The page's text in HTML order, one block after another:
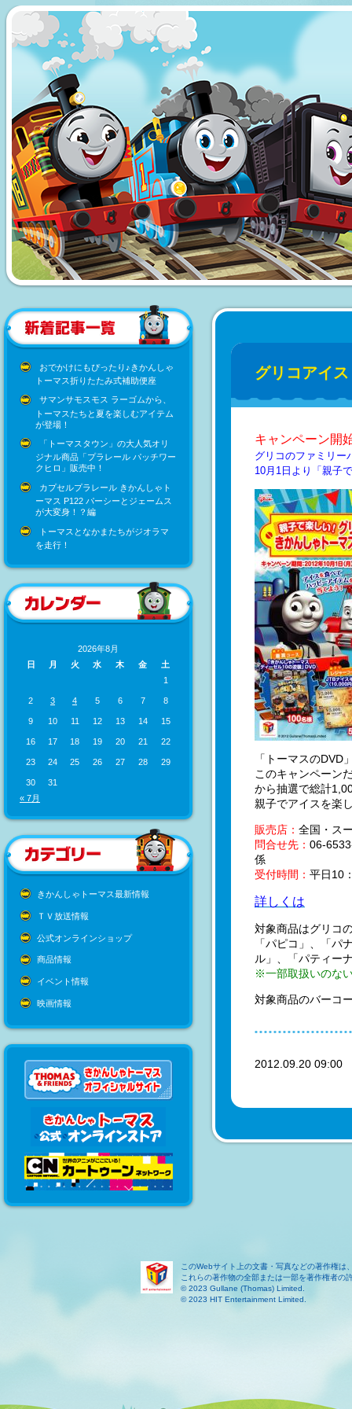
おでかけにもぴったり♪きかんしゃ
トーマス折りたたみ式補助便座
サマンサモスモス ラーゴムから、
トーマスたちと夏を楽しむアイテム
が登場！
「トーマスタウン」の大人気オリ
ジナル商品「プラレール パッチワー
クヒロ」販売中！
カプセルプラレール きかんしゃト
ーマス P122 パーシーとジェームス
が大変身！？編
トーマスとなかまたちがジオラマ
を走行！
2026年8月
日
月 火 水 木 金
土
1
2 3 4 5 6 7 8
9 10 11 12 13 14 15
16 17 18 19 20 21 22
23 24 25 26 27 28 29
30
31
« 7月
きかんしゃトーマス最新情報
ＴＶ放送情報
公式オンラインショップ
商品情報
イベント情報
映画情報
グリコアイ
キャンペーン開
グリコのファミリー
10月1日より「親子
「トーマスのDVD
このキャンペーン
から抽選で総計
親子でアイスを楽
販売店： 全国・ス
問合せ先： 06-
係
受付時間： 平日10
詳しくは
対象商品はグリコ
「パピコ」、「パ
ル」、「パティー
※一部取扱いのな
対象商品のバーコ
2012.09.20
このWebサイト上の文書・写真などの著作権は
これらの著作物の全部または一部を著作権者の
© 2023 Gullane (Thomas) Limited.
© 2023 HIT Entertainment Limited.